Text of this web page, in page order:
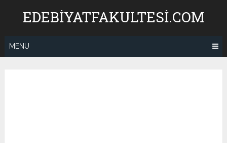
EDEBIYATFAKULTESI.COM
MENU